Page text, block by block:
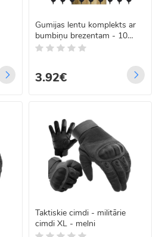
Gumijas lentu komplekts ar
bumbiņu brezentam - 10
gab.
3.92€
Taktiskie cimdi - militārie
cimdi XL - melni